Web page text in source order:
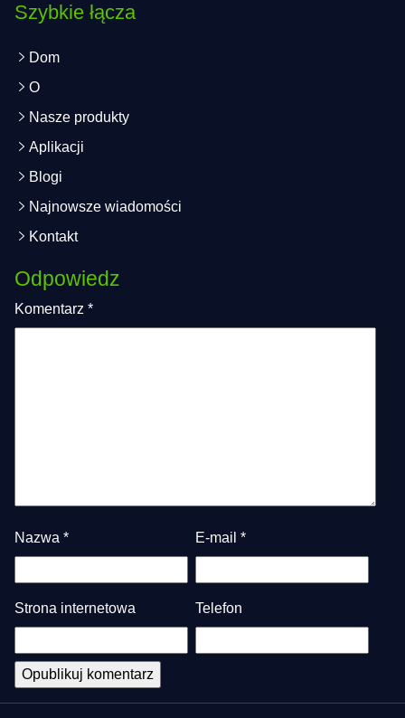
Szybkie łącza
Dom
O
Nasze produkty
Aplikacji
Blogi
Najnowsze wiadomości
Kontakt
Odpowiedz
Komentarz *
Nazwa * E-mail *
Strona internetowa Telefon